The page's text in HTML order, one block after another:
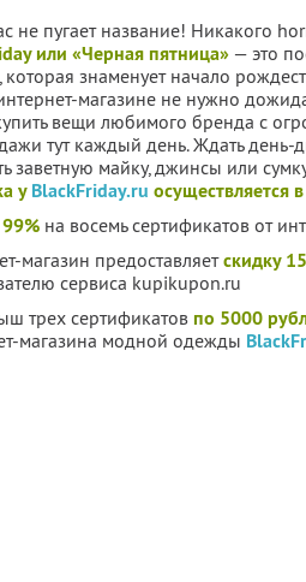
не пугает название! Никакого
или «Черная пятница» — это
которая знаменует начало
магазине не нужно
вещи любимого бренда с
тут каждый день. Ждать день-
заветную майку, джинсы или
уBlackFriday.ru осуществляется
на восемь сертификатов от
магазин предоставляетскидку
сервиса kupikupon.ru
трех сертификатов по 5000
магазина модной одежды